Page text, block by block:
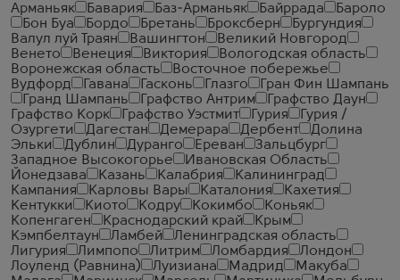
Арманьяк
Бавария Баз-Арманьяк Байррада
Бароло
Бон Буа
Бордо Бретань Броксберн
Бургундия
Валул луй Траян
Вашингтон
Великий Новгород
Венето
Венеция Виктория
Вологодская область
Воронежская область
Восточное побережье
Вудфорд
Гавана Гасконь Глазго
Гран Фин Шампань
Гранд Шампань
Графство Антрим
Графство Даун
Графство Корк
Графство Уэстмит Гурия
Гурия /
Озургети
Дагестан Демерара Дербент
Долина
Эльки
Дублин Дуранго Ереван
Зальцбург
Западное Высокогорье
Ивановская Область
Йонедзава
Казань Калабрия
Калининград
Кампания
Карловы Вары Каталония
Кахетия
Кентукки
Киото Кодру Кокимбо
Коньяк
Копенгаген
Краснодарский край
Крым
Кэмпбелтаун
Ламбей
Ленинградская область
Лигурия
Лимпопо Литрим Ломбардия
Лондон
Лоуленд (Равнина)
Луизиана Мадрид
Макуба